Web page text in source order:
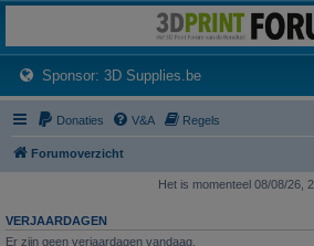
Het 3D print forum van de Benelux na de sluiting van
Sponsor: 3D Supplies.be(Opens a new tab)
Donaties V&A Regels
Forumoverzicht
Het is momenteel 08/08/26,
VERJAARDAGEN
Er zijn geen verjaardagen vandaag.